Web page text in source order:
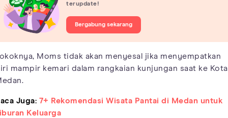
terupdate!
Bergabung sekarang
Moms tidak akan menyesal jika menyempatkan
mampir kemari dalam rangkaian kunjungan saat ke Kota
Juga: 7+ Rekomendasi Wisata Pantai di Medan untuk
Keluarga